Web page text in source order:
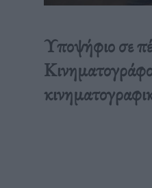
Υποψήφιο σε